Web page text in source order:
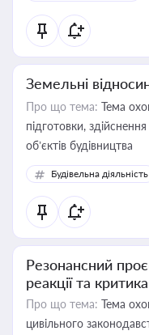
Земельні
Про що тема: Тема
підготовки,
об’єктів будівництва
Будівельна діяльність
Резонансний
реакції та критика
Про що тема: Тема
цивільного